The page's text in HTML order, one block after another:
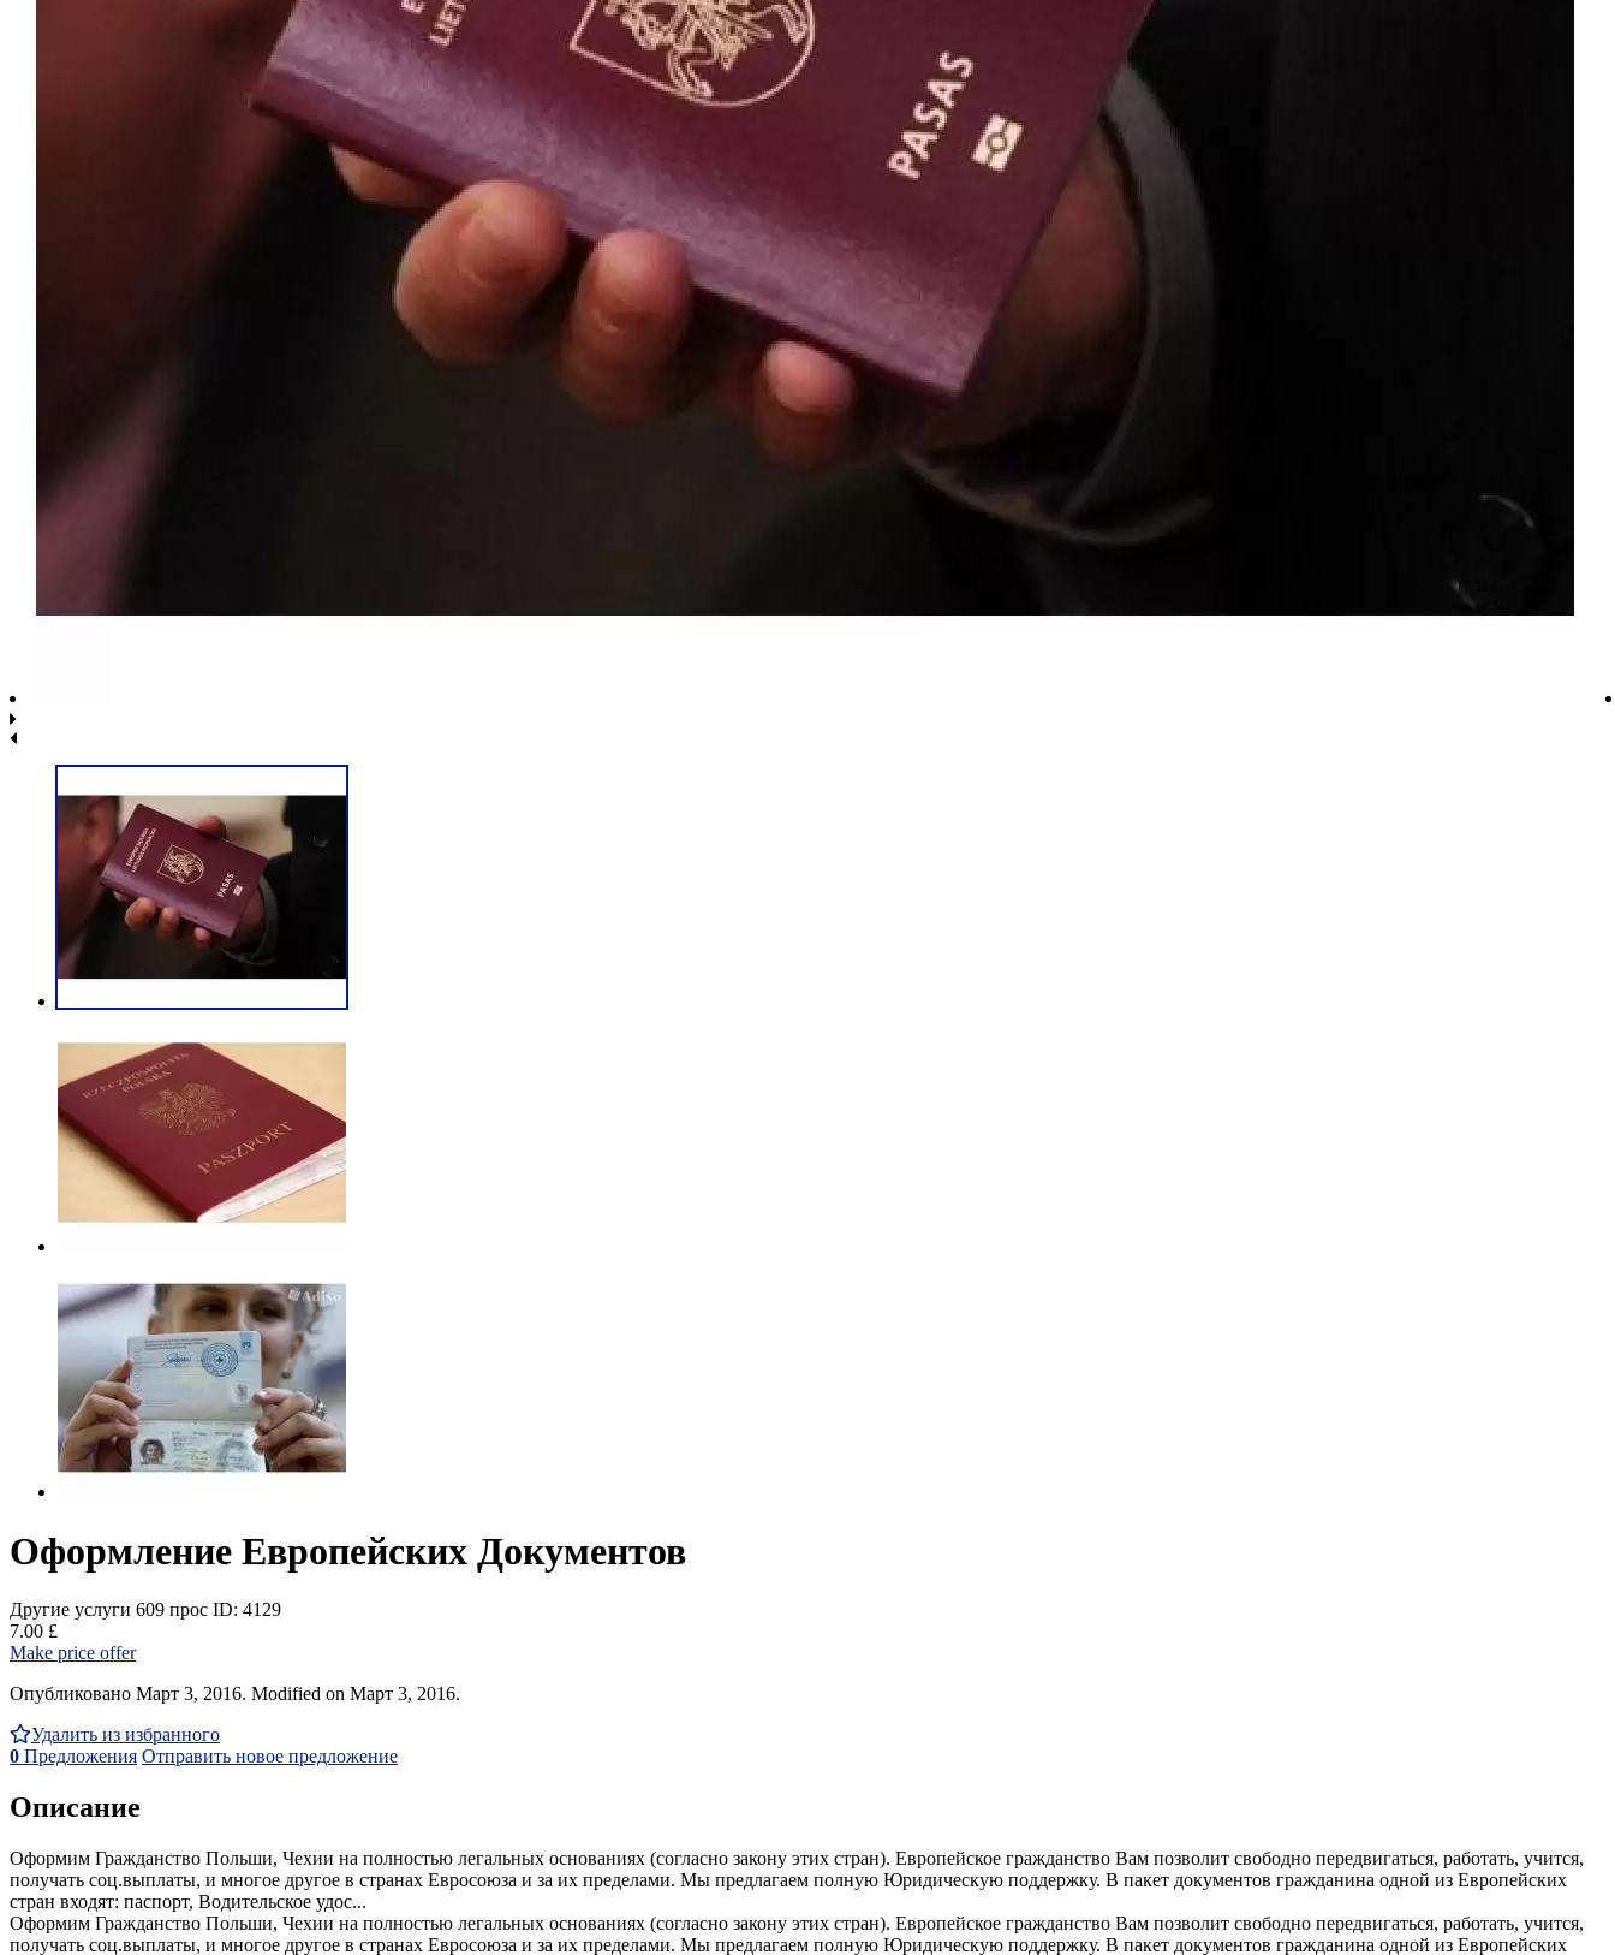
Оформление Европейских Документов
Другие услуги 609 прос ID: 4129
7.00 £
Make price offer
Опубликовано Март 3, 2016. Modified on Март 3, 2016.
Удалить из избранного
0 Предложения Отправить новое предложение
Описание
Оформим Гражданство Польши, Чехии на полностью легальных основаниях (согласно закону этих стран). Европейское гражданство Вам позволит свободно передвигаться, работать, учится,
получать соц.выплаты, и многое другое в странах Евросоюза и за их пределами. Мы предлагаем полную Юридическую поддержку. В пакет документов гражданина одной из Европейских
стран входят: паспорт, Водительское удос...
Оформим Гражданство Польши, Чехии на полностью легальных основаниях (согласно закону этих стран). Европейское гражданство Вам позволит свободно передвигаться, работать, учится,
получать соц.выплаты, и многое другое в странах Евросоюза и за их пределами. Мы предлагаем полную Юридическую поддержку. В пакет документов гражданина одной из Европейских